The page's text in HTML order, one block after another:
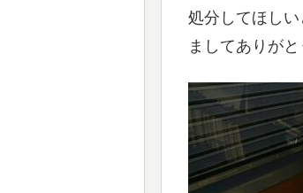
処分してほし
ましてありがと